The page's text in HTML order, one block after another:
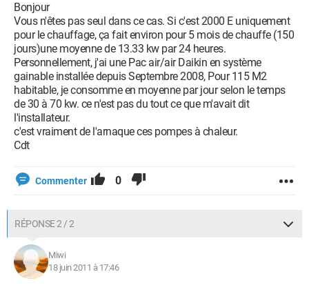
Bonjour
Vous n'êtes pas seul dans ce cas. Si c'est 2000 E uniquement
pour le chauffage, ça fait environ pour 5 mois de chauffe (150
jours)une moyenne de 13.33 kw par 24 heures.
Personnellement, j'ai une Pac air/air Daikin en système
gainable installée depuis Septembre 2008, Pour 115 M2
habitable, je consomme en moyenne par jour selon le temps
de 30 à 70 kw. ce n'est pas du tout ce que m'avait dit
l'installateur.
c'est vraiment de l'arnaque ces pompes à chaleur.
Cdt
Commenter 0
RÉPONSE 2 / 2
Miwi
18 juin 2011 à 17:46